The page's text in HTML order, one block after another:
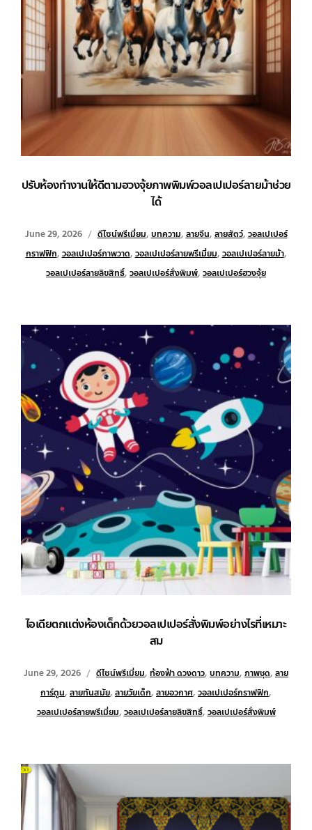
ปรับห้องทำงานให้ดีตามฮวงจุ้ยภาพพิมพ์วอลเปเปอร์ลายม้าช่วย
ได้
June 29, 2026 ดีไซน์พรีเมี่ยม, บทความ, ลายจีน, ลายสัตว์, วอลเปเปอร์
กราฟฟิก, วอลเปเปอร์ภาพวาด, วอลเปเปอร์ลายพรีเมี่ยม, วอลเปเปอร์ลายม้า,
วอลเปเปอร์ลายลิขสิทธิ์, วอลเปเปอร์สั่งพิมพ์, วอลเปเปอร์ฮวงจุ้ย
ไอเดียตกแต่งห้องเด็กด้วยวอลเปเปอร์สั่งพิมพ์อย่างไรที่เหมาะ
สม
June 29, 2026 ดีไซน์พรีเมี่ยม, ท้องฟ้า ดวงดาว, บทความ, ภาพชุด, ลาย
การ์ตูน, ลายทันสมัย, ลายวัยเด็ก, ลายอวกาศ, วอลเปเปอร์กราฟฟิก,
วอลเปเปอร์ลายพรีเมี่ยม, วอลเปเปอร์ลายลิขสิทธิ์, วอลเปเปอร์สั่งพิมพ์